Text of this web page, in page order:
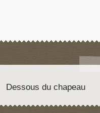
Dessous du chapeau